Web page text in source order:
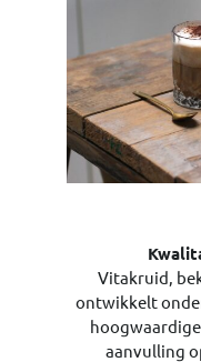
Vitakruid,
ontwikkelt
aanvulling